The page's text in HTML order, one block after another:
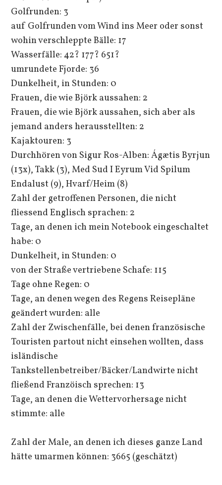
Golfrunden: 3
auf Golfrunden vom Wind ins Meer oder sonst
wohin verschleppte Bälle: 17
Wasserfälle: 42? 177? 651?
umrundete Fjorde: 36
Dunkelheit, in Stunden: 0
Frauen, die wie Björk aussahen: 2
Frauen, die wie Björk aussahen, sich aber als
jemand anders herausstellten: 2
Kajaktouren: 3
Durchhören von Sigur Ros-Alben: Ágætis Byrjun
(13x), Takk (3), Med Sud I Eyrum Vid Spilum
Endalust (9), Hvarf/Heim (8)
Zahl der getroffenen Personen, die nicht
fliessend Englisch sprachen: 2
Tage, an denen ich mein Notebook eingeschaltet
habe: 0
Dunkelheit, in Stunden: 0
von der Straße vertriebene Schafe: 115
Tage ohne Regen: 0
Tage, an denen wegen des Regens Reisepläne
geändert wurden: alle
Zahl der Zwischenfälle, bei denen französische
Touristen partout nicht einsehen wollten, dass
isländische
Tankstellenbetreiber/Bäcker/Landwirte nicht
fließend Franzöisch sprechen: 13
Tage, an denen die Wettervorhersage nicht
stimmte: alle
Zahl der Male, an denen ich dieses ganze Land
hätte umarmen können: 3665 (geschätzt)